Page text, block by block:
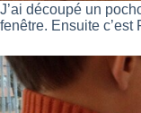
J’ai découpé un
fenêtre. Ensuite